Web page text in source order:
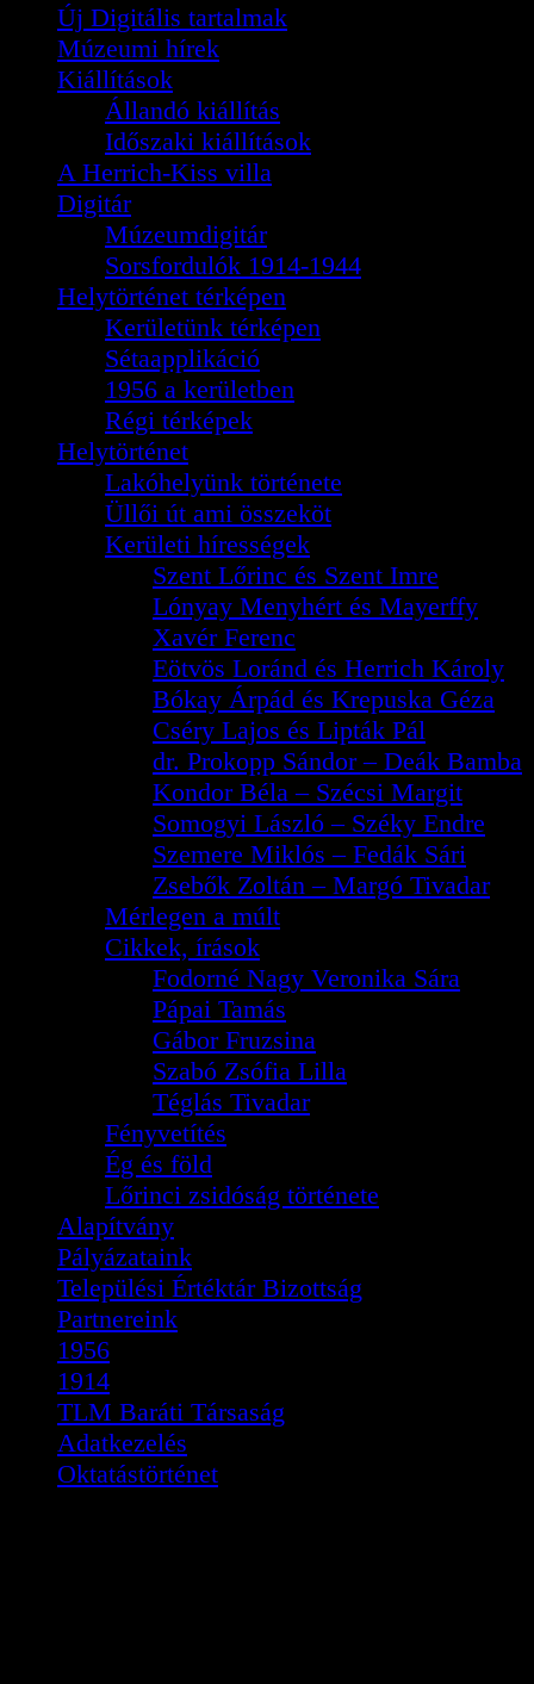
Új Digitális tartalmak
Múzeumi hírek
Kiállítások
Állandó kiállítás
Időszaki kiállítások
A Herrich-Kiss villa
Digitár
Múzeumdigitár
Sorsfordulók 1914-1944
Helytörténet térképen
Kerületünk térképen
Sétaapplikáció
1956 a kerületben
Régi térképek
Helytörténet
Lakóhelyünk története
Üllői út ami összeköt
Kerületi hírességek
Szent Lőrinc és Szent Imre
Lónyay Menyhért és Mayerffy
Xavér Ferenc
Eötvös Loránd és Herrich Károly
Bókay Árpád és Krepuska Géza
Cséry Lajos és Lipták Pál
dr. Prokopp Sándor – Deák Bamba
Kondor Béla – Szécsi Margit
Somogyi László – Széky Endre
Szemere Miklós – Fedák Sári
Zsebők Zoltán – Margó Tivadar
Mérlegen a múlt
Cikkek, írások
Fodorné Nagy Veronika Sára
Pápai Tamás
Gábor Fruzsina
Szabó Zsófia Lilla
Téglás Tivadar
Fényvetítés
Ég és föld
Lőrinci zsidóság története
Alapítvány
Pályázataink
Települési Értéktár Bizottság
Partnereink
1956
1914
TLM Baráti Társaság
Adatkezelés
Oktatástörténet